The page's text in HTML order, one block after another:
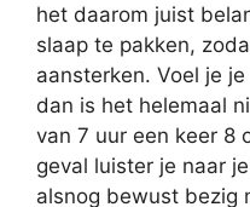
het daarom juist
slaap te pakken,
aansterken. Voel je
dan is het helemaal
van 7 uur een keer 8
geval luister je naar
alsnog bewust bezig